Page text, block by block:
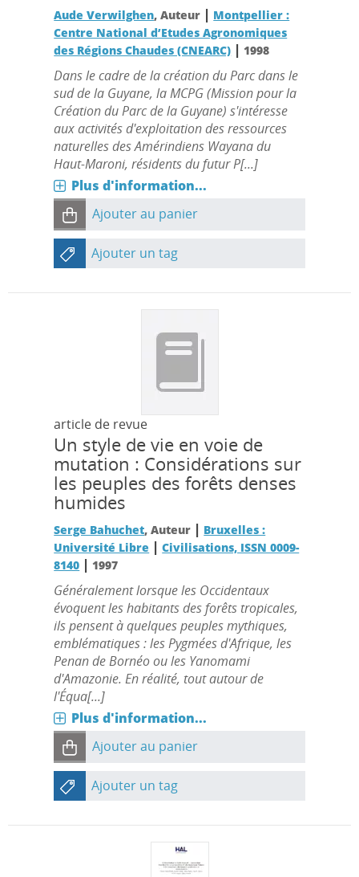
Aude Verwilghen, Auteur | Montpellier :
Centre National d’Etudes Agronomiques
des Régions Chaudes (CNEARC) | 1998
Dans le cadre de la création du Parc dans le
sud de la Guyane, la MCPG (Mission pour la
Création du Parc de la Guyane) s'intéresse
aux activités d'exploitation des ressources
naturelles des Amérindiens Wayana du
Haut-Maroni, résidents du futur P[...]
Plus d'information...
Ajouter au panier
Ajouter un tag
article de revue
Un style de vie en voie de
mutation : Considérations sur
les peuples des forêts denses
humides
Serge Bahuchet, Auteur | Bruxelles :
Université Libre |Civilisations, ISSN 0009-
8140 | 1997
Généralement lorsque les Occidentaux
évoquent les habitants des forêts tropicales,
ils pensent à quelques peuples mythiques,
emblématiques : les Pygmées d'Afrique, les
Penan de Bornéo ou les Yanomami
d'Amazonie. En réalité, tout autour de
l'Équa[...]
Plus d'information...
Ajouter au panier
Ajouter un tag